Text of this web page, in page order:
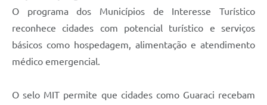
O programa dos Municípios de Interesse Turístico
reconhece cidades com potencial turístico e serviços
básicos como hospedagem, alimentação e atendimento
médico emergencial.
O selo MIT permite que cidades como Guaraci recebam